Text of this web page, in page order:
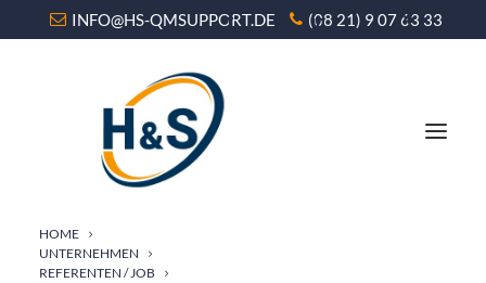
INFO@HS-QMSUPPORT.DE (08 21) 9 07 63 33
HOME
UNTERNEHMEN
REFERENTEN / JOB